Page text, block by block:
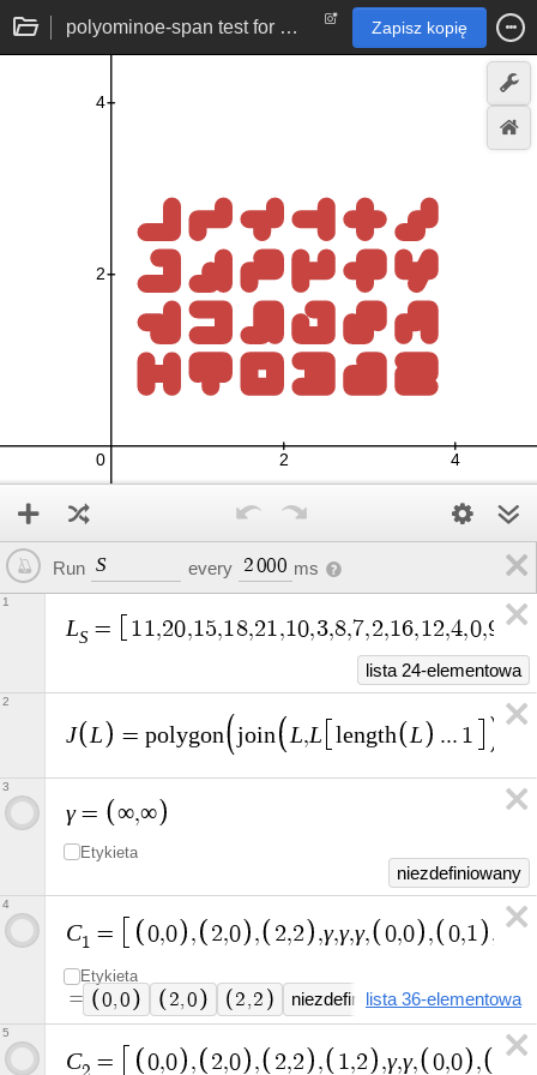
polyominoe-span test for working memory | psychology experiment Zapisz kopię
Run S every 2000 ms
LS = 1 1 ,20,1 5,1 8,21 ,10,3,8,7,2,16,1 2,4,0,9 ,1 4
lista 24-elementowa
1
J L = polygon join L,L length L ... 1
2
γ = ∞,∞
Etykieta
niezdefiniowany
3
C1 = 0,0 , 2,0 , 2,2 ,γ,γ,γ, 0,0 , 0,1 , 2,
Etykieta
= 0,0 2,0 2,2 niezdefiniowanylista 36-elementowa
4
C = 0,0 , 2,0 , 2,2 , 1,2 ,γ,γ, 0,0 , 1, 0
5